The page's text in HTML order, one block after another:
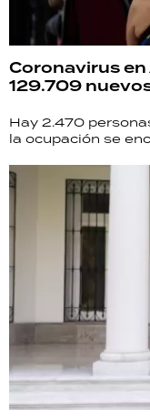
Coronavirus
129.709
Hay 2.470
la ocupación se